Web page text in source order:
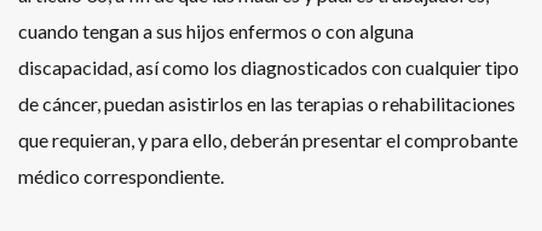
cuando tengan a sus hijos enfermos o con alguna
discapacidad, así como los diagnosticados con cualquier tipo
de cáncer, puedan asistirlos en las terapias o rehabilitaciones
que requieran, y para ello, deberán presentar el comprobante
médico correspondiente.